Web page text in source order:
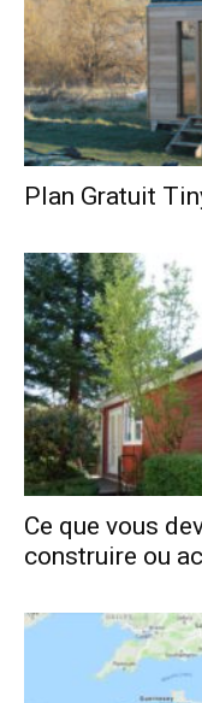
Plan Gratuit
Ce que vous
construire ou